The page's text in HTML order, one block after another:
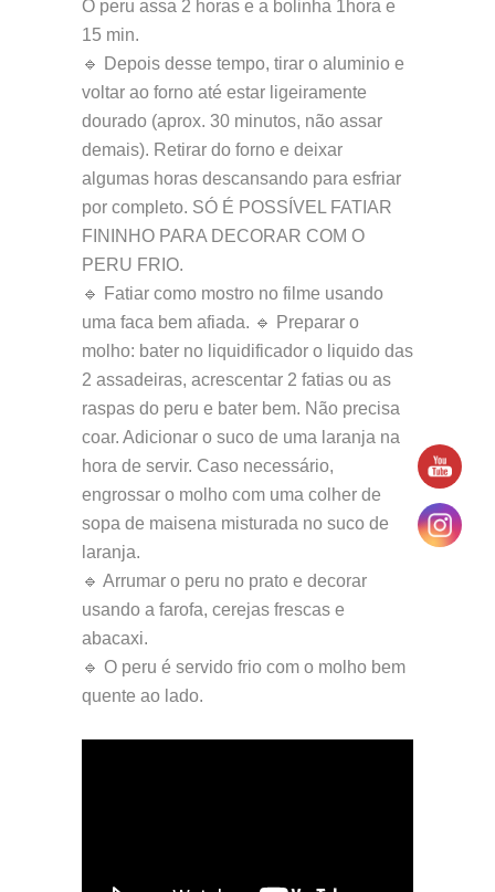
O peru assa 2 horas e a bolinha 1hora e
15 min.
🔹 Depois desse tempo, tirar o aluminio e
voltar ao forno até estar ligeiramente
dourado (aprox. 30 minutos, não assar
demais). Retirar do forno e deixar
algumas horas descansando para esfriar
por completo. SÓ É POSSÍVEL FATIAR
FININHO PARA DECORAR COM O
PERU FRIO.
🔹 Fatiar como mostro no filme usando
uma faca bem afiada. 🔹 Preparar o
molho: bater no liquidificador o liquido das
2 assadeiras, acrescentar 2 fatias ou as
raspas do peru e bater bem. Não precisa
coar. Adicionar o suco de uma laranja na
hora de servir. Caso necessário,
engrossar o molho com uma colher de
sopa de maisena misturada no suco de
laranja.
🔹 Arrumar o peru no prato e decorar
usando a farofa, cerejas frescas e
abacaxi.
🔹 O peru é servido frio com o molho bem
quente ao lado.